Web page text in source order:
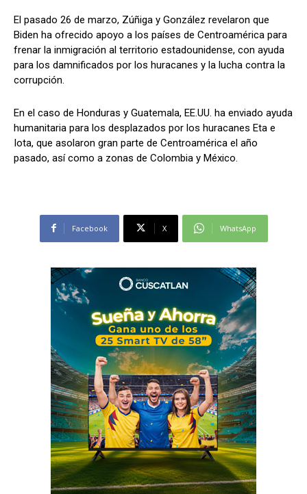
El pasado 26 de marzo, Zúñiga y González revelaron que
Biden ha ofrecido apoyo a los países de Centroamérica para
frenar la inmigración al territorio estadounidense, con ayuda
para los damnificados por los huracanes y la lucha contra la
corrupción.
En el caso de Honduras y Guatemala, EE.UU. ha enviado ayuda
humanitaria para los desplazados por los huracanes Eta e
Iota, que asolaron gran parte de Centroamérica el año
pasado, así como a zonas de Colombia y México.
Facebook X WhatsApp